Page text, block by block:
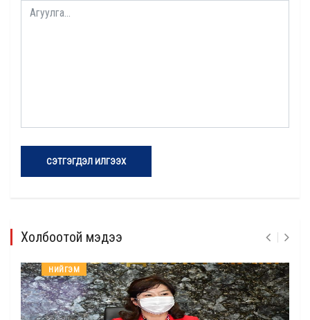
СЭТГЭГДЭЛ ИЛГЭЭХ
Холбоотой мэдээ
НИЙГЭМ